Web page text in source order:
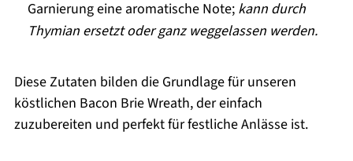
Garnierung eine aromatische Note; kann durch
Thymian ersetzt oder ganz weggelassen werden.
Diese Zutaten bilden die Grundlage für unseren
köstlichen Bacon Brie Wreath, der einfach
zuzubereiten und perfekt für festliche Anlässe ist.